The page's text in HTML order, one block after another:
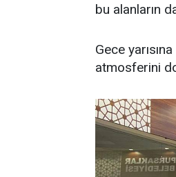
bu alanların
Gece
atmosferini